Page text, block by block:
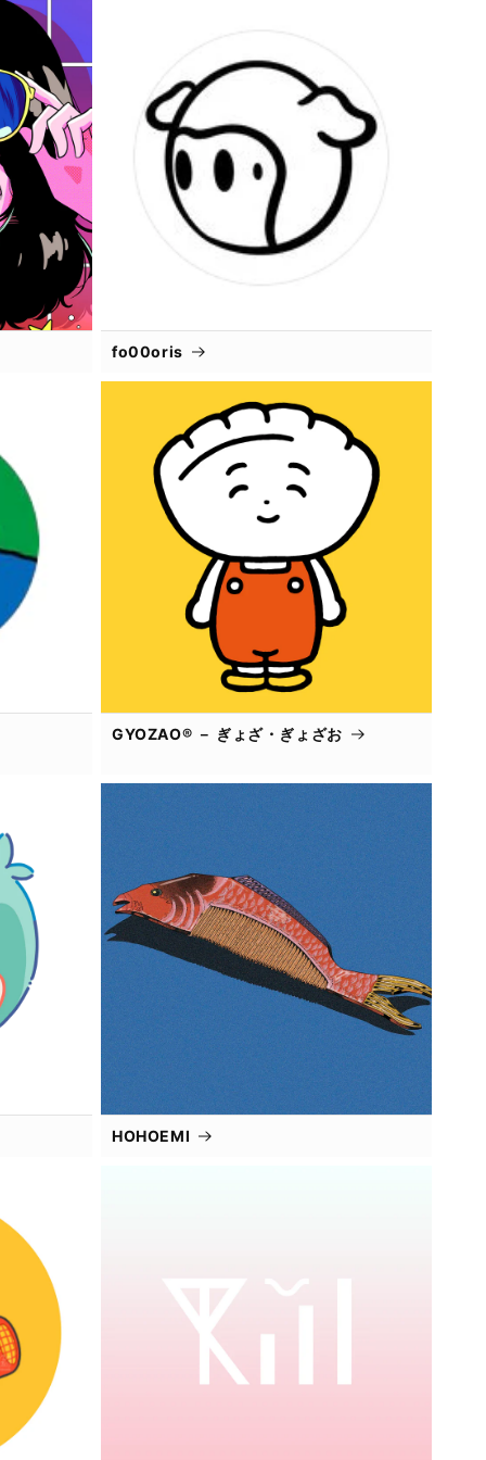
fo00oris
GYOZAO® － ぎょざ・ぎょざお
HOHOEMI